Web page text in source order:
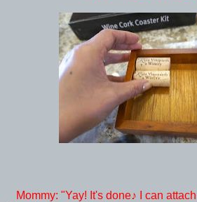
Mommy: "Yay! It's done♪ I can